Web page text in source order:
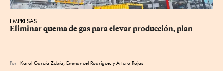
EMPRESAS
Eliminar quema de gas para elevar producción, plan
Por Karol García Zubía, Emmanuel Rodríguez yArturo Rojas